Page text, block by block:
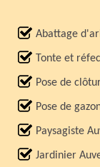
Abattage
Tonte et
Pose de
Pose de
Paysagiste
Jardinier